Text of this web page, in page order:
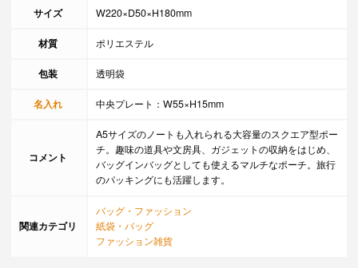
サイズ W220×D50×H180mm
材質 ポリエステル
包装 透明袋
名入れ 中央プレート：W55×H15mm
コメント
A5サイズのノートも入れられる大容量のスクエア型ポー
チ。趣味の道具や文房具、ガジェットの収納をはじめ、
バッグインバッグとしても使えるマルチなポーチ。旅行
のパッキングにも活躍します。
関連カテゴリ
バッグ・ファッション
紙袋・バッグ
ファッション雑貨